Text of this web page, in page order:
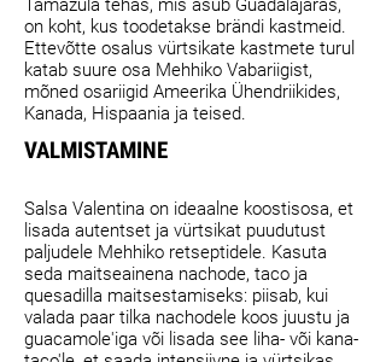
on koht, kus toodetakse brändi kastmeid.
Ettevõtte osalus vürtsikate kastmete turul
katab suure osa Mehhiko Vabariigist,
mõned osariigid Ameerika Ühendriikides,
Kanada, Hispaania ja teised.
VALMISTAMINE
Salsa Valentina on ideaalne koostisosa, et
lisada autentset ja vürtsikat puudutust
paljudele Mehhiko retseptidele. Kasuta
seda maitseainena nachode, taco ja
quesadilla maitsestamiseks: piisab, kui
valada paar tilka nachodele koos juustu ja
guacamole'iga või lisada see liha- või kana-